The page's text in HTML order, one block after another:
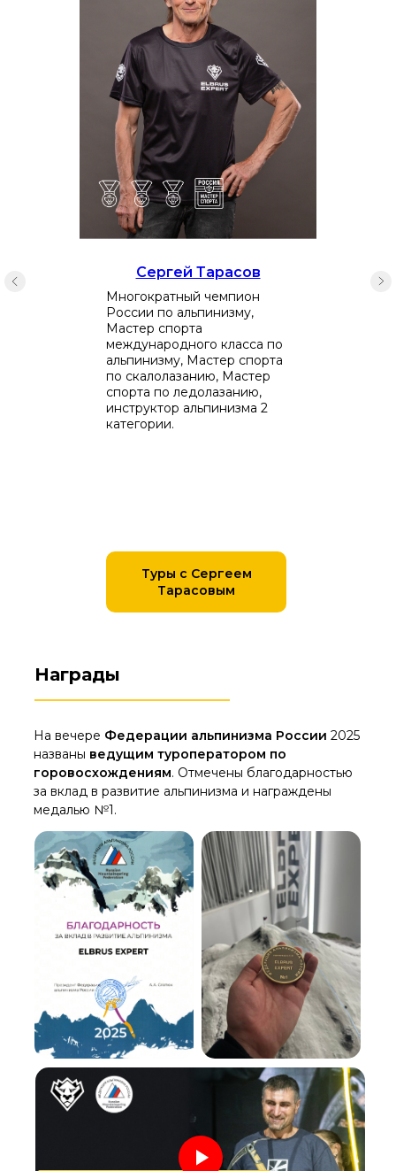
Сергей Тарасов
Многократный чемпион
России по альпинизму,
Мастер спорта
международного класса по
альпинизму, Мастер спорта
по скалолазанию, Мастер
спорта по ледолазанию,
инструктор альпинизма 2
категории.
Туры с Сергеем
Тарасовым
Награды
На вечере Федерации альпинизма России 2025
названы ведущим туроператором по
горовосхождениям. Отмечены благодарностью
за вклад в развитие альпинизма и награждены
медалью №1.